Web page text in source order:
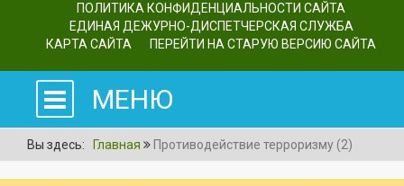
ПОЛИТИКА КОНФИДЕНЦИАЛЬНОСТИ САЙТА
ЕДИНАЯ ДЕЖУРНО-ДИСПЕТЧЕРСКАЯ СЛУЖБА
КАРТА САЙТА
ПЕРЕЙТИ НА СТАРУЮ ВЕРСИЮ САЙТА
МЕНЮ
Вы здесь: Главная Противодействие терроризму (2)